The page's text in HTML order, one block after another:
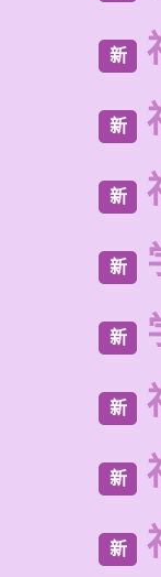
新
新
新
新
新
新
新
新